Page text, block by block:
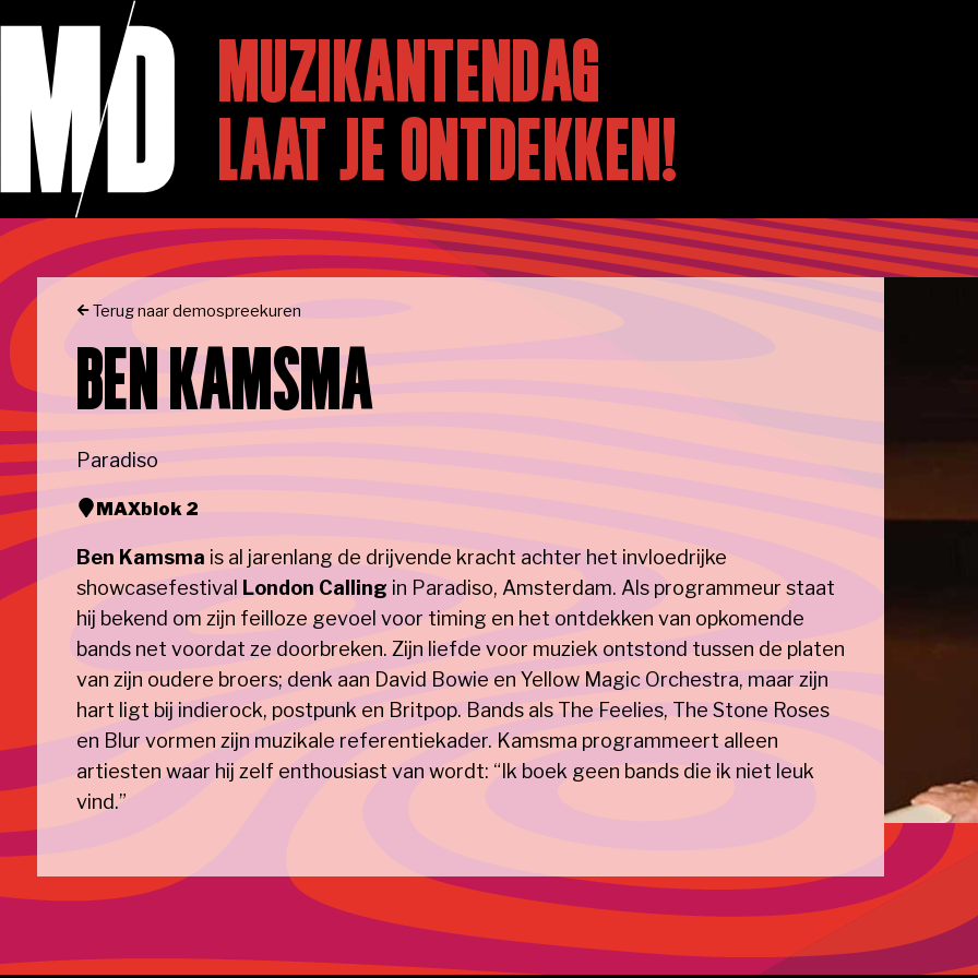
Skip to main content
Naar homepage
MUZIKANTENDAG
LAAT JE ONTDEKKEN!
HOME
PROGRAMMA
OVER ONS
Terug naar demospreekuren
BEN KAMSMA
Paradiso
MAXblok 2
Ben Kamsma is al jarenlang de drijvende kracht achter het invloedrijke
showcasefestival London Calling in Paradiso, Amsterdam. Als programmeur staat
hij bekend om zijn feilloze gevoel voor timing en het ontdekken van opkomende
bands net voordat ze doorbreken. Zijn liefde voor muziek ontstond tussen de platen
van zijn oudere broers; denk aan David Bowie en Yellow Magic Orchestra, maar zijn
hart ligt bij indierock, postpunk en Britpop. Bands als The Feelies, The Stone Roses
en Blur vormen zijn muzikale referentiekader. Kamsma programmeert alleen
artiesten waar hij zelf enthousiast van wordt: “Ik boek geen bands die ik niet leuk
vind.”